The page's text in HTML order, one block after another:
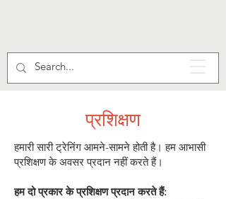
प्रशिक्षण
हमारी सारी ट्रेनिंग आमने-सामने होती है। हम आभासी
प्रशिक्षण के अवसर प्रदान नहीं करते हैं।
हम दो प्रकार के प्रशिक्षण प्रदान करते हैं: